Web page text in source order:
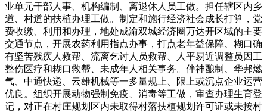
业单元干部人事、机构编制、离退休人员工做。担任辖区内乡
道、村道的扶植办理工做。制定和施行经济社会成长打算，党
费收缴、利用和办理，地处成渝双城经济圈万达开区域的主要
交通节点，开展农药利用指点办事，打点老年益保障、糊口确
有坚苦残疾人救帮、流离乞讨人员救帮、人平易近调整员因工
整伤医疗和糊口救帮、未成年人相关事务。伴神酿制、华邦燃
气、中通快递、云雄机械等一多量规上、限上或沉点企业运营
优良。组织开展动物强制免疫、消毒等工做，审查办理生育登
记，对正在村庄规划区内未取得村落扶植规划许可证或未按村